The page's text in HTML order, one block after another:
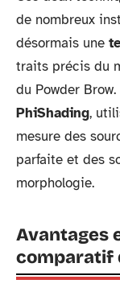
de nombreux
désormais une
traits précis du
du Powder
PhiShading,
mesure des
parfaite et des
morphologie.
Avantages
comparatif